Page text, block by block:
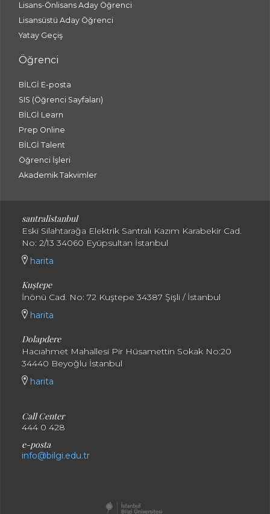
Lisans-Önlisans Aday Öğrenci
Lisansüstü Aday Öğrenci
Yatay Geçiş
Öğrenci
BİLGİ E-posta
SIS (Öğrenci Sayfaları)
BİLGİ Learn
Prep Online
BİLGİ Talent
Öğrenci İşleri
Akademik Takvimler
santralistanbul
Eski Silahtarağa Elektrik Santralı Kazım Karabekir Cad.
No: 2/13 34060 Eyüpsultan İstanbul
harita
Kuştepe
İnönü Cad. No: 72 Kuştepe 34387 Şişli / İstanbul
harita
Dolapdere
Hacıahmet Mahallesi Pir Hüsamettin Sokak No:20
34440 Beyoğlu İstanbul
harita
Call Center
444 0 428
e-posta
info@bilgi.edu.tr